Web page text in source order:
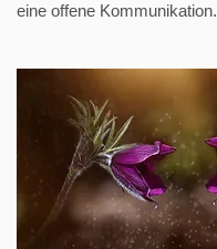
eine offene Kommunikation.